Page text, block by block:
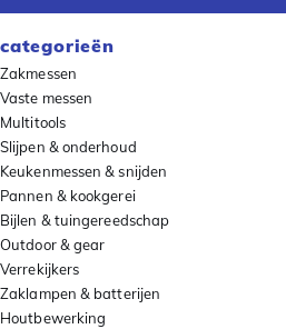
categorieën
Zakmessen
Vaste messen
Multitools
Slijpen & onderhoud
Keukenmessen & snijden
Pannen & kookgerei
Bijlen & tuingereedschap
Outdoor & gear
Verrekijkers
Zaklampen & batterijen
Houtbewerking